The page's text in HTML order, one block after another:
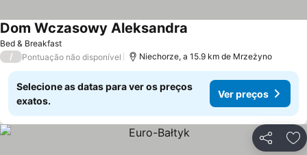
Bed & Breakfast
Dom Wczasowy Aleksandra
/ Pontuação não disponível Niechorze, a 15.9 km de Mrzeżyno
Selecione as datas para ver os preços
exatos.
Ver preços
Partilhar